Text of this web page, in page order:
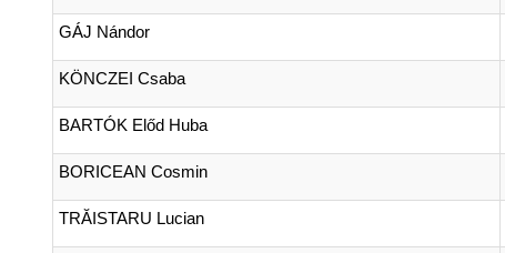
GÁJ Nándor
KÖNCZEI Csaba
BARTÓK Előd Huba
BORICEAN Cosmin
TRĂISTARU Lucian